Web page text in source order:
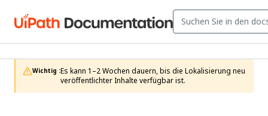
Wichtig :Es kann 1–2 Wochen dauern, bis die Lokalisierung neu
veröffentlichter Inhalte verfügbar ist.